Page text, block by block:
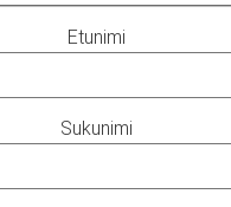
Etunimi
Sukunimi